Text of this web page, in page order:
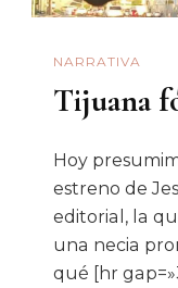
NARRATIVA
Tijuana
Hoy
estreno de
editorial, la
una necia
qué [hr